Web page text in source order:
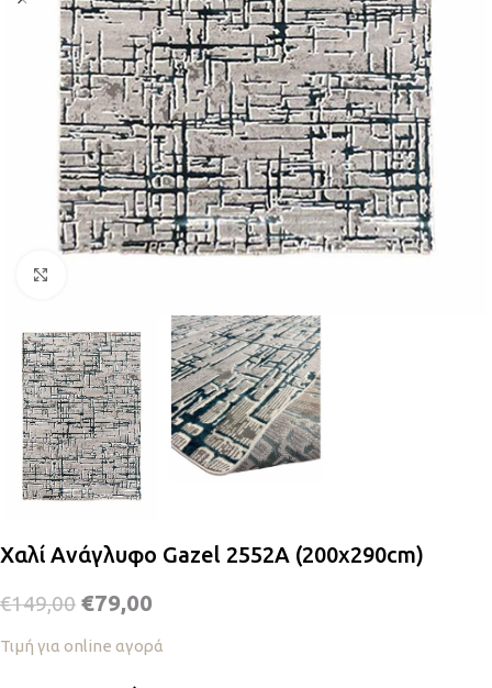
Χαλί Ανάγλυφο Gazel 2552A (200x290cm)
€149,00 €79,00
Τιμή για online αγορά